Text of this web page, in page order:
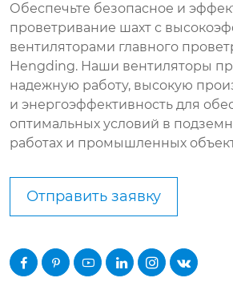
Обеспечьте безопасное и
проветривание шахт с
вентиляторами главного
Hengding. Наши вентиляторы
надежную работу, высокую
и энергоэффективность для
оптимальных условий в
работах и промышленных
Отправить заявку
     